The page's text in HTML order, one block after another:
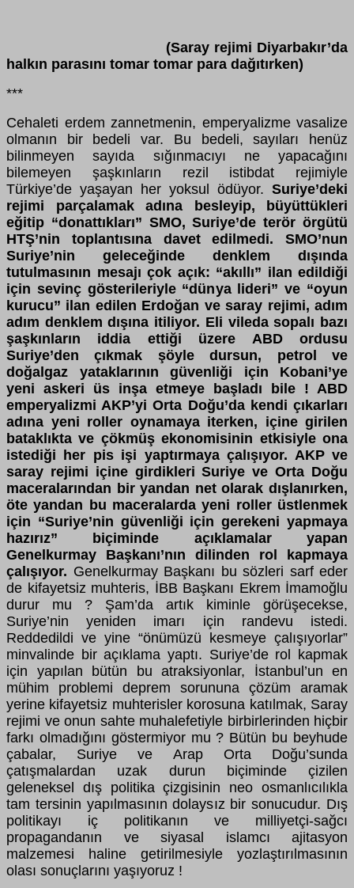
(Saray rejimi Diyarbakır’da
halkın parasını tomar tomar para dağıtırken)
***
Cehaleti erdem zannetmenin, emperyalizme vasalize
olmanın bir bedeli var. Bu bedeli, sayıları henüz
bilinmeyen sayıda sığınmacıyı ne yapacağını
bilemeyen şaşkınların rezil istibdat rejimiyle
Türkiye’de yaşayan her yoksul ödüyor. Suriye’deki
rejimi parçalamak adına besleyip, büyüttükleri
eğitip “donattıkları” SMO, Suriye’de terör örgütü
HTŞ’nin toplantısına davet edilmedi. SMO’nun
Suriye’nin geleceğinde denklem dışında
tutulmasının mesajı çok açık: “akıllı” ilan edildiği
için sevinç gösterileriyle “dünya lideri” ve “oyun
kurucu” ilan edilen Erdoğan ve saray rejimi, adım
adım denklem dışına itiliyor. Eli vileda sopalı bazı
şaşkınların iddia ettiği üzere ABD ordusu
Suriye’den çıkmak şöyle dursun, petrol ve
doğalgaz yataklarının güvenliği için Kobani’ye
yeni askeri üs inşa etmeye başladı bile ! ABD
emperyalizmi AKP’yi Orta Doğu’da kendi çıkarları
adına yeni roller oynamaya iterken, içine girilen
bataklıkta ve çökmüş ekonomisinin etkisiyle ona
istediği her pis işi yaptırmaya çalışıyor. AKP ve
saray rejimi içine girdikleri Suriye ve Orta Doğu
maceralarından bir yandan net olarak dışlanırken,
öte yandan bu maceralarda yeni roller üstlenmek
için “Suriye’nin güvenliği için gerekeni yapmaya
hazırız” biçiminde açıklamalar yapan
Genelkurmay Başkanı’nın dilinden rol kapmaya
çalışıyor. Genelkurmay Başkanı bu sözleri sarf eder
de kifayetsiz muhteris, İBB Başkanı Ekrem İmamoğlu
durur mu ? Şam’da artık kiminle görüşecekse,
Suriye’nin yeniden imarı için randevu istedi.
Reddedildi ve yine “önümüzü kesmeye çalışıyorlar”
minvalinde bir açıklama yaptı. Suriye’de rol kapmak
için yapılan bütün bu atraksiyonlar, İstanbul’un en
mühim problemi deprem sorununa çözüm aramak
yerine kifayetsiz muhterisler korosuna katılmak, Saray
rejimi ve onun sahte muhalefetiyle birbirlerinden hiçbir
farkı olmadığını göstermiyor mu ? Bütün bu beyhude
çabalar, Suriye ve Arap Orta Doğu’sunda
çatışmalardan uzak durun biçiminde çizilen
geleneksel dış politika çizgisinin neo osmanlıcılıkla
tam tersinin yapılmasının dolaysız bir sonucudur. Dış
politikayı iç politikanın ve milliyetçi-sağcı
propagandanın ve siyasal islamcı ajitasyon
malzemesi haline getirilmesiyle yozlaştırılmasının
olası sonuçlarını yaşıyoruz !